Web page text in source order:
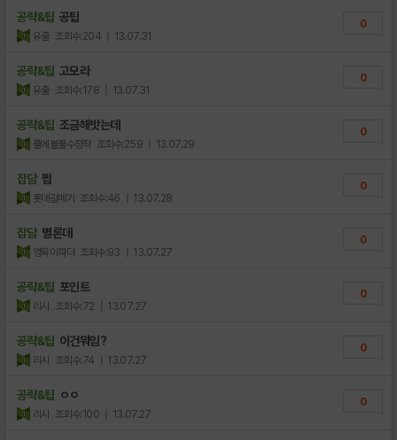
공략&팁 공팁
유출 조회수:204 | 13.07.31
0
공략&팁 고모라
유출 조회수:178 | 13.07.31
0
공략&팁 조금해밧는데
풀에볼풀수정작 조회수:259 | 13.07.29
0
잡담 쩝
롯데갈메기 조회수:46 | 13.07.28
0
잡담 별론데
영욱이파더 조회수:93 | 13.07.27
0
공략&팁 포인트
리시 조회수:72 | 13.07.27
0
공략&팁 이건뭐임?
리시 조회수:74 | 13.07.27
0
공략&팁 ㅇㅇ
리시 조회수:100 | 13.07.27
0